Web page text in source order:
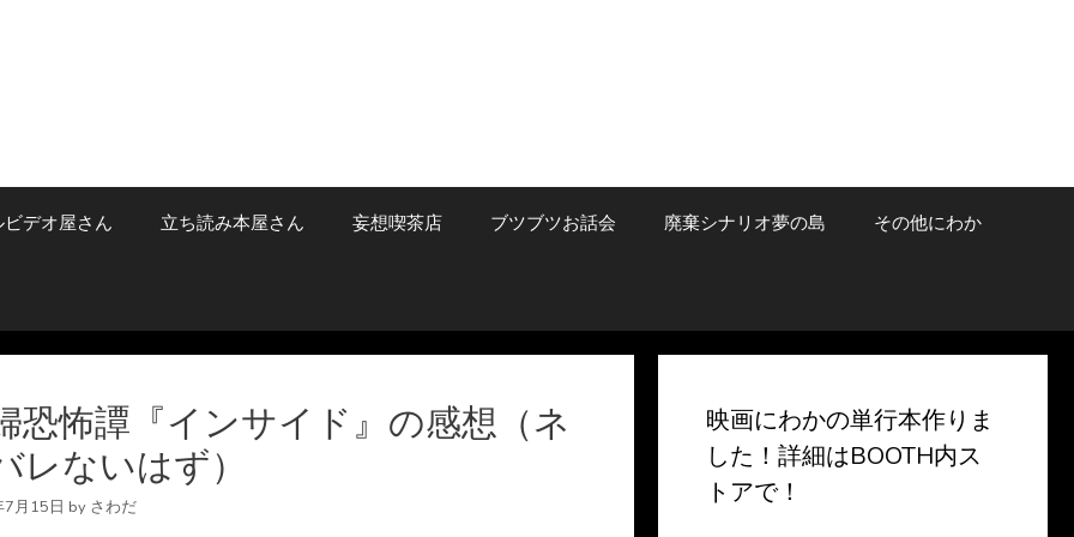
デオ屋さん 立ち読み本屋さん 妄想喫茶店 ブツブツお話会 廃棄シナリオ夢の島 その他にわか
恐怖譚『インサイド』の感想（ネ
レないはず）
月15日 by さわだ
映画にわかの単行本作りま
した！詳細はBOOTH内ス
トアで！